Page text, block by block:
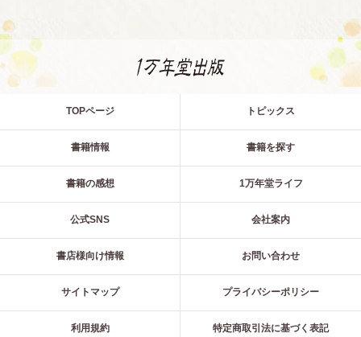
TOPページ トピックス
書籍情報 書籍を探す
書籍の感想 1万年堂ライフ
公式SNS 会社案内
書店様向け情報 お問い合わせ
サイトマップ プライバシーポリシー
利用規約 特定商取引法に基づく表記